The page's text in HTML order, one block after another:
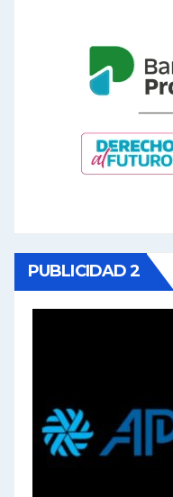
PUBLICIDAD 2